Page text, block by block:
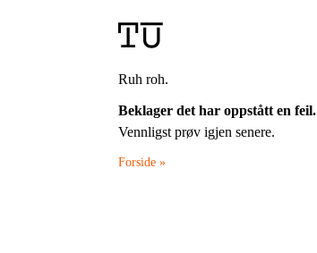
Ruh roh.
Beklager det har oppstått en feil.
Vennligst prøv igjen senere.
Forside »